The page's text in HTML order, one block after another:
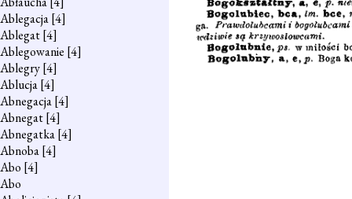
Ablegacja[4]
Ablegat[4]
Ablegowanie [4]
Ablegry[4]
Ablucja[4]
Abnegacja[4]
Abnegat[4]
Abnegatka[4]
Abnoba[4]
Abo [4]
Abo